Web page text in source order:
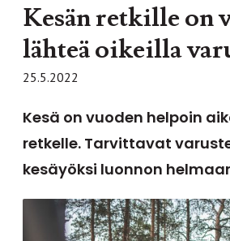
Kesän retkille on
lähteä oikeilla
25.5.2022
Kesä on vuoden helpoin
retkelle. Tarvittavat
kesäyöksi luonnon